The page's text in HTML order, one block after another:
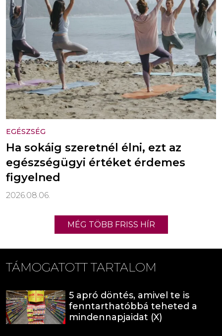
EGÉSZSÉG
Ha sokáig szeretnél élni, ezt az
egészségügyi értéket érdemes
figyelned
2026.08.06.
MÉG TÖBB FRISS HÍR
TÁMOGATOTT TARTALOM
5 apró döntés, amivel te is
fenntarthatóbbá teheted a
mindennapjaidat (X)